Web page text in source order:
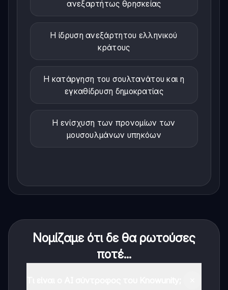
ανεξαρτήτως θρησκείας
Η ίδρυση ανεξάρτητου ελληνικού
κράτους
Η κατάργηση του σουλτανάτου και η
εγκαθίδρυση δημοκρατίας
Η ενίσχυση των προνομίων των
μουσουλμάνων υπηκόων
Νομίζαμε ότι δε θα ρωτούσες
ποτέ...